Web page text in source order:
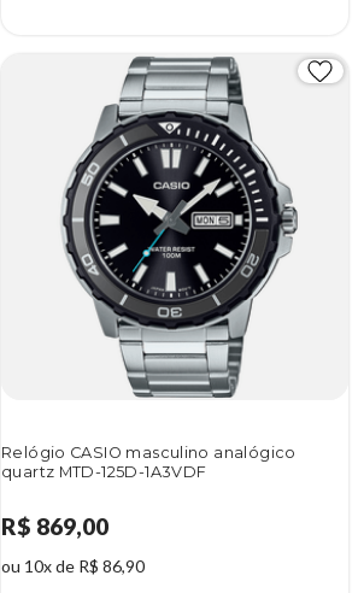
Relógio CASIO masculino analógico
quartz MTD-125D-1A3VDF
R$ 869,00
ou 10x de R$ 86,90